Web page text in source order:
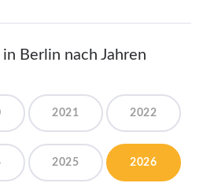
Berlin nach Jahren
2021 2022
2025 2026